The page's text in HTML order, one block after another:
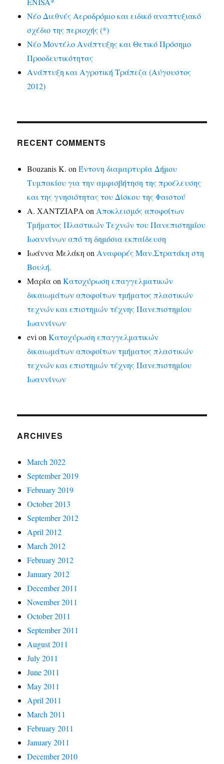
Νέο Διεθνές Αεροδρόμιο και ειδικό αναπτυξιακό
σχέδιο της περιοχής (*)
Νέο Μοντέλο Ανάπτυξης και Θετικό Πρόσημο
Προοδευτικότητας
Ανάπτυξη και Αγροτική Τράπεζα (Αύγουστος
2012)
RECENT COMMENTS
Bouzanis K. onΈντονη διαμαρτυρία Δήμου
Τυμπακίου για την αμφισβήτηση της προέλευσης
και της γνησιότητας του Δίσκου της Φαιστού
Α. ΧΑΝΤΖΙΑΡΑ on Αποκλεισμός αποφοίτων
Τμήματος Πλαστικών Τεχνών του Πανεπιστημίου
Ιωαννίνων από τη δημόσια εκπαίδευση
Ιωάννα Μελάκη on Αναφορές Μαν.Στρατάκη στη
Βουλή.
ΜαρίαonΚατοχύρωση επαγγελματικών
δικαιωμάτων αποφοίτων τμήματος πλαστικών
τεχνών και επιστημών τέχνης Πανεπιστημίου
Ιωαννίνων
evi onΚατοχύρωση επαγγελματικών
δικαιωμάτων αποφοίτων τμήματος πλαστικών
τεχνών και επιστημών τέχνης Πανεπιστημίου
Ιωαννίνων
ARCHIVES
March 2022
September 2019
February 2019
October 2013
September 2012
April 2012
March 2012
February 2012
January 2012
December 2011
November 2011
October 2011
September 2011
August 2011
July 2011
June 2011
May 2011
April 2011
March 2011
February 2011
January 2011
December 2010